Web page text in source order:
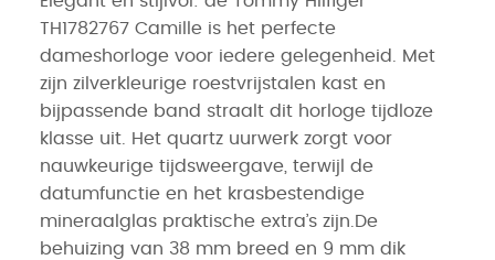
TH1782767 Camille is het perfecte
dameshorloge voor iedere gelegenheid. Met
zijn zilverkleurige roestvrijstalen kast en
bijpassende band straalt dit horloge tijdloze
klasse uit. Het quartz uurwerk zorgt voor
nauwkeurige tijdsweergave, terwijl de
datumfunctie en het krasbestendige
mineraalglas praktische extra’s zijn.De
behuizing van 38 mm breed en 9 mm dik